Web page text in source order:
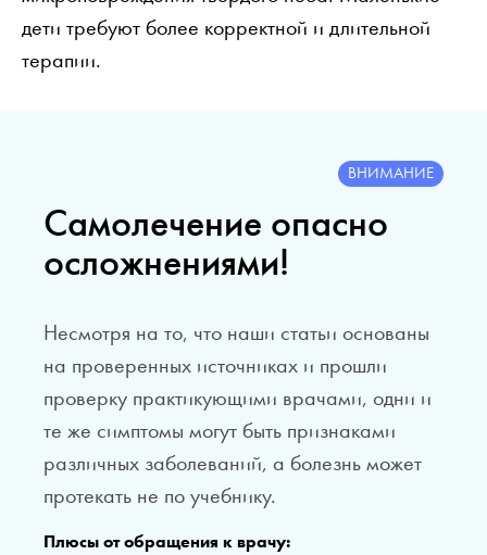
дети требуют более корректной и длительной
терапии.
Самолечение опасно
осложнениями!
ВНИМАНИЕ
Несмотря на то, что наши статьи основаны
на проверенных источниках и прошли
проверку практикующими врачами, одни и
те же симптомы могут быть признаками
различных заболеваний, а болезнь может
протекать не по учебнику.
Плюсы от обращения к врачу: